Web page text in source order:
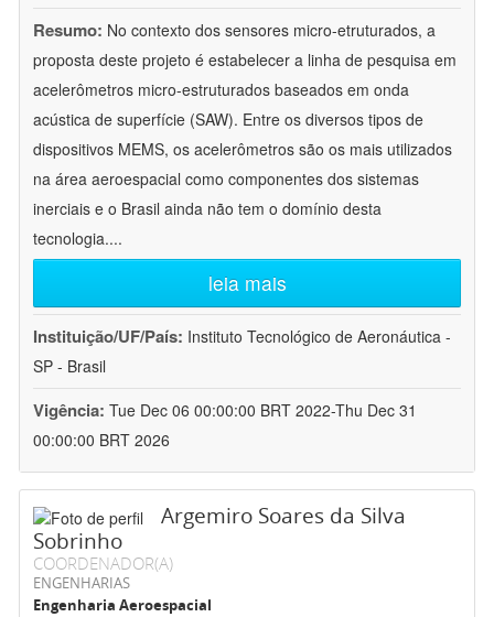
Resumo: No contexto dos sensores micro-etruturados, a
proposta deste projeto é estabelecer a linha de pesquisa em
acelerômetros micro-estruturados baseados em onda
acústica de superfície (SAW). Entre os diversos tipos de
dispositivos MEMS, os acelerômetros são os mais utilizados
na área aeroespacial como componentes dos sistemas
inerciais e o Brasil ainda não tem o domínio desta
tecnologia....
leia mais
Instituição/UF/País: Instituto Tecnológico de Aeronáutica -
SP - Brasil
Vigência: Tue Dec 06 00:00:00 BRT 2022-Thu Dec 31
00:00:00 BRT 2026
Argemiro Soares da Silva
Sobrinho
COORDENADOR(A)
ENGENHARIAS
Engenharia Aeroespacial